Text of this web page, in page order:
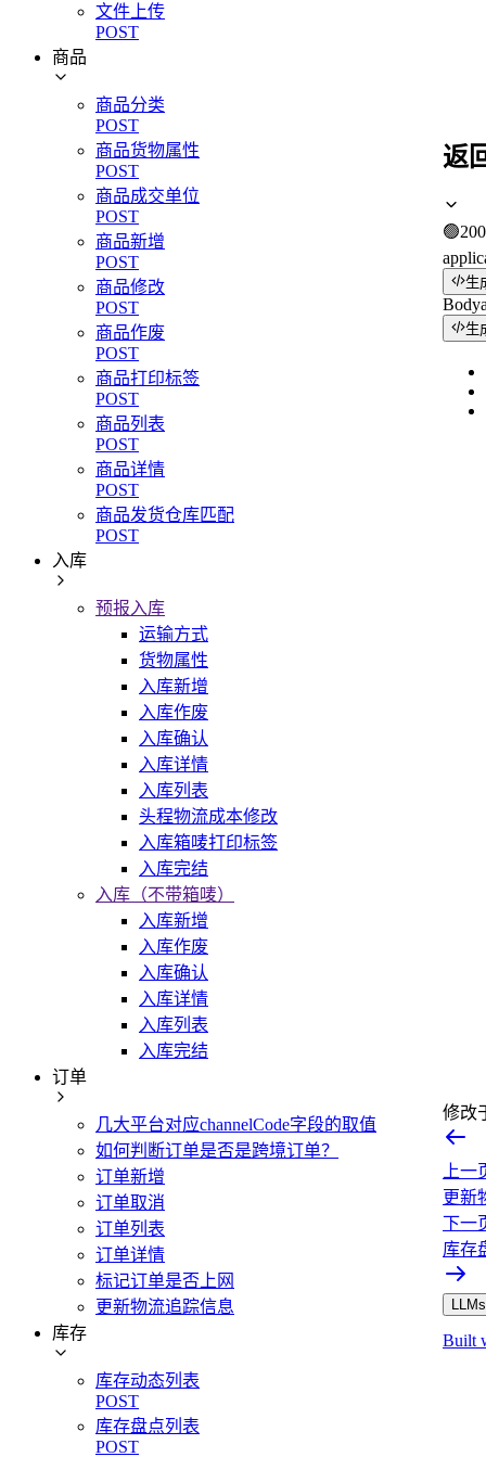
文件上传
POST
商品
商品分类
POST
商品货物属性
POST
商品成交单位
POST
商品新增
POST
商品修改
POST
商品作废
POST
商品打印标签
POST
商品列表
POST
商品详情
POST
商品发货仓库匹配
POST
入库
预报入库
运输方式
货物属性
入库新增
入库作废
入库确认
入库详情
入库列表
头程物流成本修改
入库箱唛打印标签
入库完结
入库（不带箱唛）
入库新增
入库作废
入库确认
入库详情
入库列表
入库完结
订单
几大平台对应channelCode字段的取值
如何判断订单是否是跨境订单？
订单新增
订单取消
订单列表
订单详情
标记订单是否上网
更新物流追踪信息
库存
库存动态列表
POST
库存盘点列表
POST
返
🟢200
生
Body
生
修改
上一
更新
下一
库存
Built